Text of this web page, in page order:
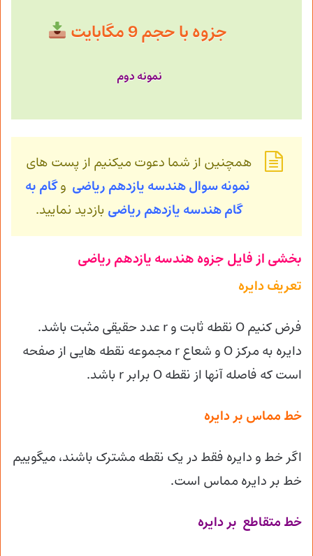
جزوه با حجم 9 مگابایت
نمونه دوم
همچنین از شما دعوت میکنیم از پست های
نمونه سوال هندسه یازدهم ریاضی وگام به
گام هندسه یازدهم ریاضی بازدید نمایید.
بخشی از فایل جزوه هندسه یازدهم ریاضی
تعریف دایره
فرض کنیم O نقطه ثابت و r عدد حقیقی مثبت باشد.
دایره به مرکز O و شعاع r مجموعه نقطه هایی از صفحه
است که فاصله آنها از نقطه O برابر r باشد.
خط مماس بر دایره
اگر خط و دایره فقط در یک نقطه مشترک باشند، میگوییم
خط بر دایره مماس است.
خط متقاطع بر دایره